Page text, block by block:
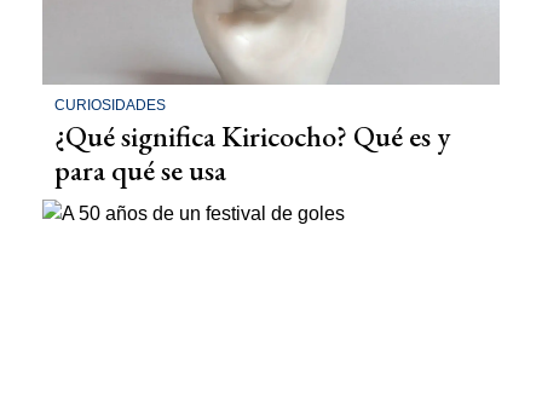
CURIOSIDADES
¿Qué significa Kiricocho? Qué es y
para qué se usa